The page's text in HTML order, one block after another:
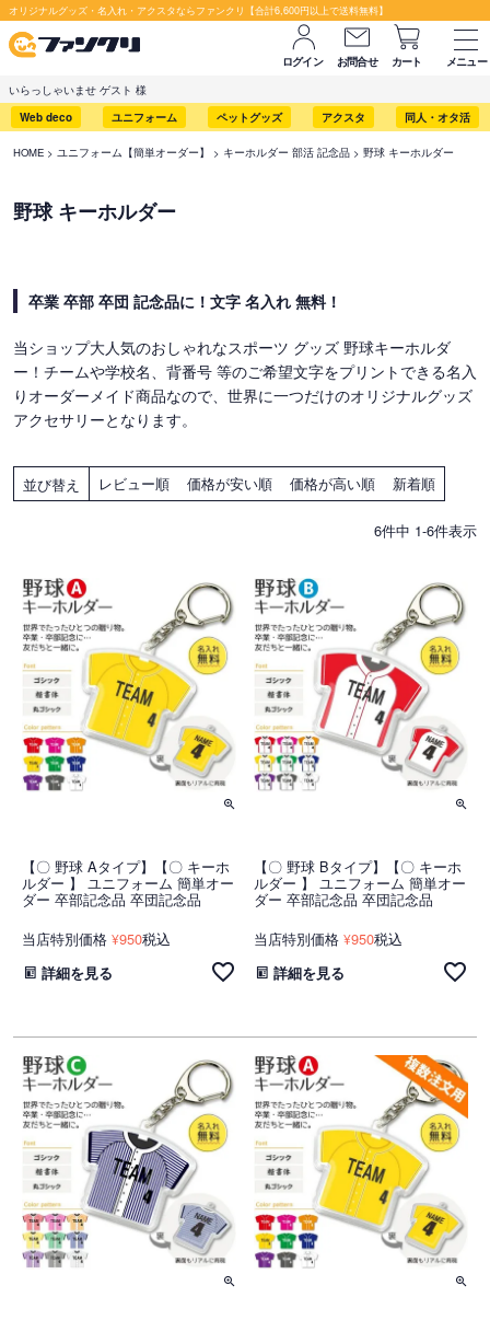
オリジナルグッズ・名入れ・アクスタならファンクリ【合計6,600円以上で送料無料】
ログイン お問合せ カート
メニュー
いらっしゃいませ ゲスト 様
Web deco
ユニフォーム ペットグッズ アクスタ 同人・オタ活
HOME ユニフォーム【簡単オーダー】 キーホルダー 部活 記念品 野球 キーホルダー
野球 キーホルダー
卒業 卒部 卒団 記念品に！文字 名入れ 無料！
当ショップ大人気のおしゃれなスポーツ グッズ 野球キーホルダ
ー！チームや学校名、背番号 等のご希望文字をプリントできる名入
りオーダーメイド商品なので、世界に一つだけのオリジナルグッズ
アクセサリーとなります。
並び替え レビュー順 価格が安い順 価格が高い順 新着順
6件中 1-6件表示
【〇 野球 Aタイプ】【〇 キーホ
ルダー 】 ユニフォーム 簡単オー
ダー 卒部記念品 卒団記念品
当店特別価格 ¥950税込
詳細を見る
【〇 野球 Bタイプ】【〇 キーホ
ルダー 】 ユニフォーム 簡単オー
ダー 卒部記念品 卒団記念品
当店特別価格 ¥950税込
詳細を見る